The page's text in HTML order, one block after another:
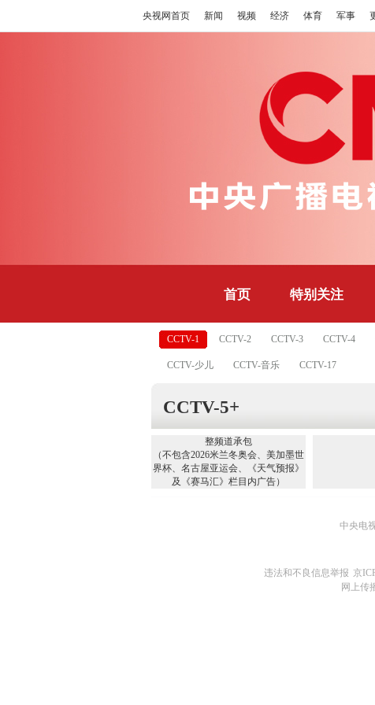
央视网首页 新闻 视频 经济 体育 军事
首页 特别关注
CCTV-1 CCTV-2 CCTV-3 CCTV-4
CCTV-少儿 CCTV-音乐 CCTV-17
CCTV-5+
整频道承包
（不包含2026米兰冬奥会、美加墨世
界杯、名古屋亚运会、《天气预报》
及《赛马汇》栏目内广告）
中央电
违法和不良信息举报 京
网上传